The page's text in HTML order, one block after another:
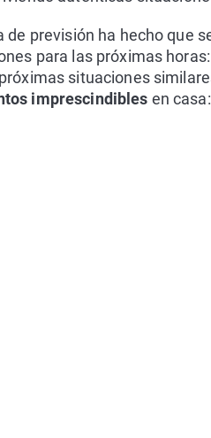
de previsión ha hecho que
para las próximas
situaciones
imprescindibles en casa: